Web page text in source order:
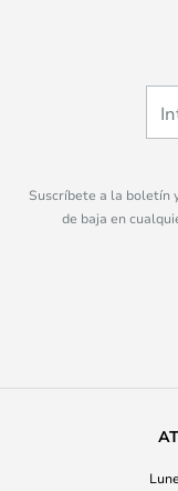
Suscríbete a la boletín
de baja en